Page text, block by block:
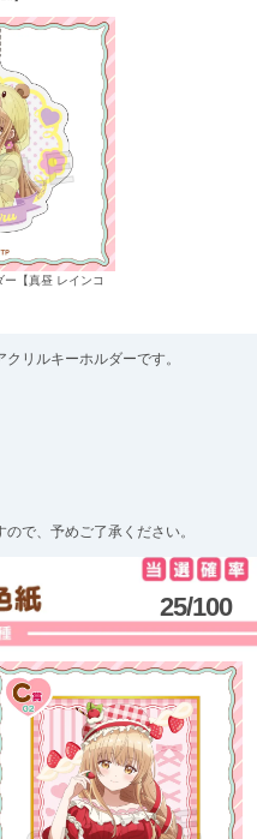
【真昼 レインコ
リルキーホルダーです。
で、予めご了承ください。
25/100